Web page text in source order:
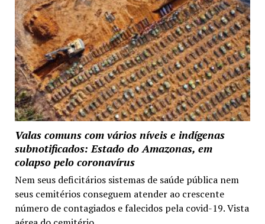
Valas comuns com vários níveis e indígenas
subnotificados: Estado do Amazonas, em
colapso pelo coronavírus
Nem seus deficitários sistemas de saúde pública nem
seus cemitérios conseguem atender ao crescente
número de contagiados e falecidos pela covid-19. Vista